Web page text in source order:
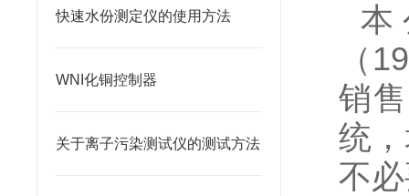
快速水份测定仪的使用方法
WNI化铜控制器
关于离子污染测试仪的测试方法
（
销
统
不